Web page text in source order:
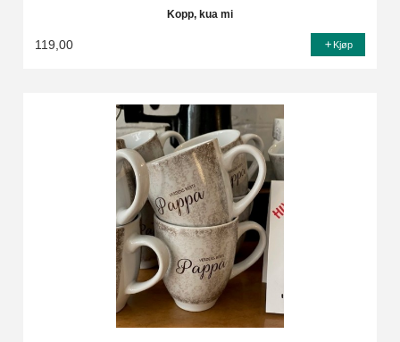
Kopp, kua mi
119,00 Kjøp